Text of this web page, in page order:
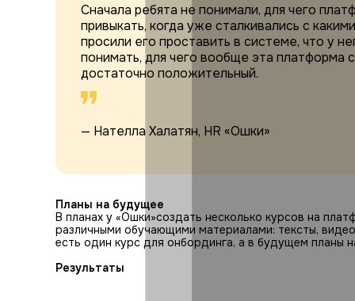
Сначала ребята не понимали, для чего
привыкать, когда уже сталкивались с
просили его проставить в системе, что у
понимать, для чего вообще эта платформа
достаточно положительный.
— Нателла Халатян, HR «Ошки»
Планы на будущее
В планах у «Ошки»создать несколько курсов на
различными обучающими материалами: тексты,
есть один курс для онбординга, а в будущем планы
Результаты